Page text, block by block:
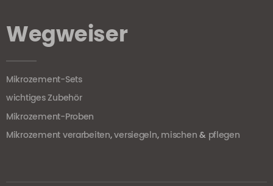
Wegweiser
Mikrozement-Sets
wichtiges Zubehör
Mikrozement-Proben
Mikrozement verarbeiten,versiegeln, mischen & pflegen